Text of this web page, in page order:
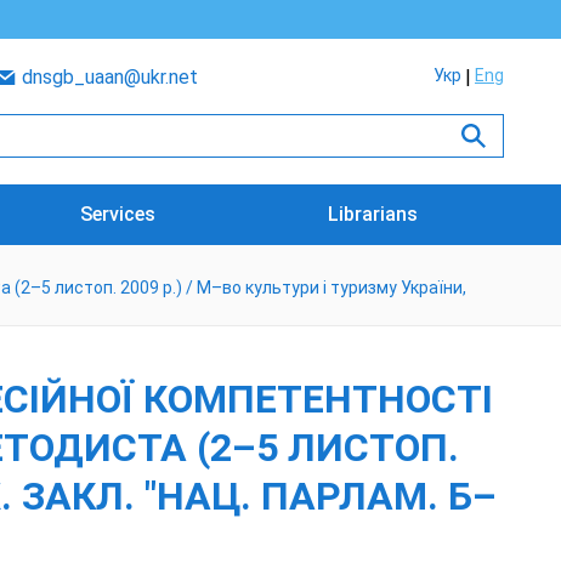
dnsgb_uaan@ukr.net Укр Eng
Services Librarians
(2–5 листоп. 2009 р.) / М–во культури і туризму України,
КОМПЕТЕНТНОСТІ
(2–5 ЛИСТОП.
ЗАКЛ. "НАЦ. ПАРЛАМ. Б–